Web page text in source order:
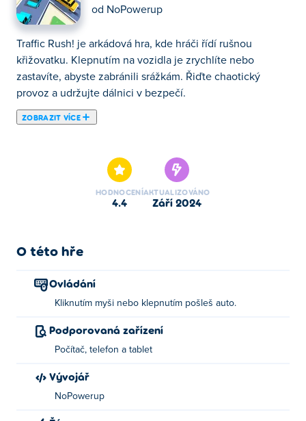
od NoPowerup
Traffic Rush! je arkádová hra, kde hráči řídí rušnou
křižovatku. Klepnutím na vozidla je zrychlíte nebo
zastavíte, abyste zabránili srážkám. Řiďte chaotický
provoz a udržujte dálnici v bezpečí.
ZOBRAZIT VÍCE
HODNOCENÍ
4.4
AKTUALIZOVÁNO
září 2024
O této hře
Ovládání
Kliknutím myši nebo klepnutím pošleš auto.
Podporovaná zařízení
Počítač, telefon a tablet
Vývojář
NoPowerup